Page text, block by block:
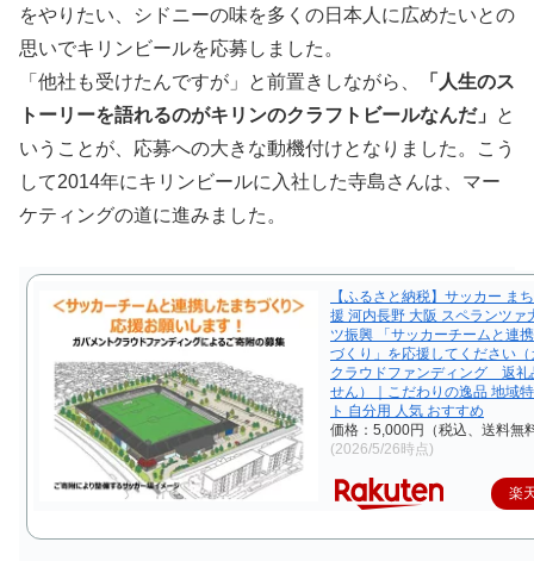
をやりたい、シドニーの味を多くの日本人に広めたいとの
思いでキリンビールを応募しました。
「他社も受けたんですが」と前置きしながら、
「人生のス
トーリーを語れるのがキリンのクラフトビールなんだ」
と
いうことが、応募への大きな動機付けとなりました。こう
して2014年にキリンビールに入社した寺島さんは、マー
ケティングの道に進みました。
【ふるさと納税】サッカー ま
援 河内長野 大阪 スペランツァ
ツ振興 「サッカーチームと連
づくり」を応援してください
クラウドファンディング 返礼
せん）｜こだわりの逸品 地域
ト 自分用 人気 おすすめ
価格：5,000円（税込、送料無
(2026/5/26時点)
楽